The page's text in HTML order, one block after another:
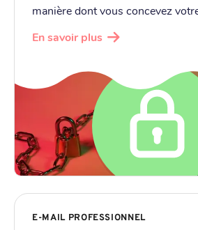
manière dont vous concevez
En savoir plus
E-MAIL PROFESSIONNEL